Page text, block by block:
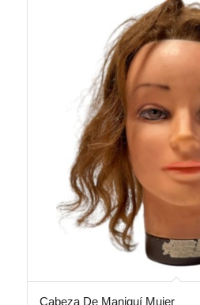
Cabeza De Maniquí Mujer